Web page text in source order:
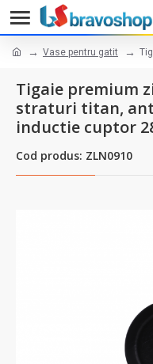
Vase pentru gatit
Tigaie premium
straturi titan,
inductie cuptor
Cod produs: ZLN0910